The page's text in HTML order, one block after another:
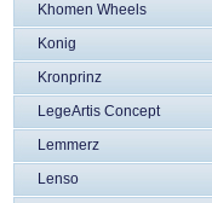
Khomen Wheels
Konig
Kronprinz
LegeArtis Concept
Lemmerz
Lenso